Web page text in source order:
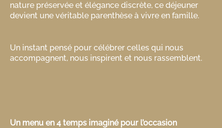
nature préservée et élégance discrète, ce déjeuner
devient une véritable parenthèse à vivre en famille.
Un instant pensé pour célébrer celles qui nous
accompagnent, nous inspirent et nous rassemblent.
Un menu en 4 temps imaginé pour l’occasion